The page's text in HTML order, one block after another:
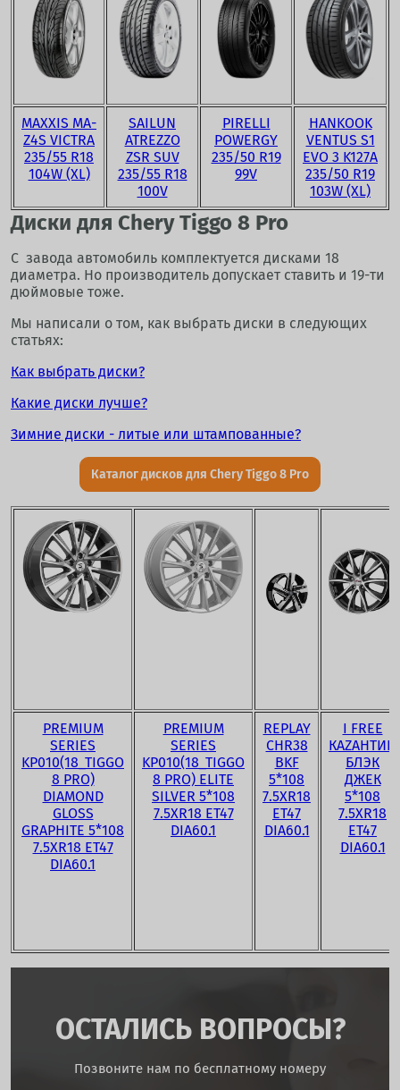
MAXXIS MA-
Z4S VICTRA
235/55 R18
104W (XL)
SAILUN
ATREZZO
ZSR SUV
235/55 R18
100V
PIRELLI
POWERGY
235/50 R19
99V
HANKOOK
VENTUS S1
EVO 3 K127A
235/50 R19
103W (XL)
Диски для Chery Tiggo 8 Pro
С завода автомобиль комплектуется дисками 18
диаметра. Но производитель допускает ставить и 19-ти
дюймовые тоже.
Мы написали о том, как выбрать диски в следующих
статьях:
Как выбрать диски?
Какие диски лучше?
Зимние диски - литые или штампованные?
Каталог дисков для Chery Tiggo 8 Pro
PREMIUM
SERIES
KP010(18_TIGGO
8 PRO)
DIAMOND
GLOSS
GRAPHITE 5*108
7.5XR18 ET47
DIA60.1
PREMIUM
SERIES
KP010(18_TIGGO
8 PRO) ELITE
SILVER 5*108
7.5XR18 ET47
DIA60.1
REPLAY
CHR38
BKF
5*108
7.5XR18
ET47
DIA60.1
I FREE
КАZАНТИП
БЛЭК
ДЖЕК
5*108
7.5XR18
ET47
DIA60.1
ОСТАЛИСЬ ВОПРОСЫ?
Позвоните нам по бесплатному номеру